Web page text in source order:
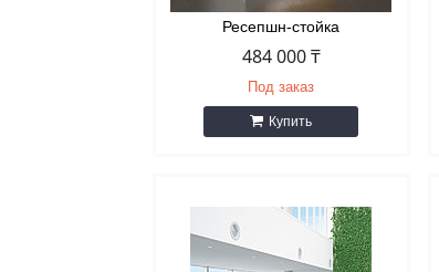
Ресепшн-стойка
484 000 ₸
Под заказ
Купить